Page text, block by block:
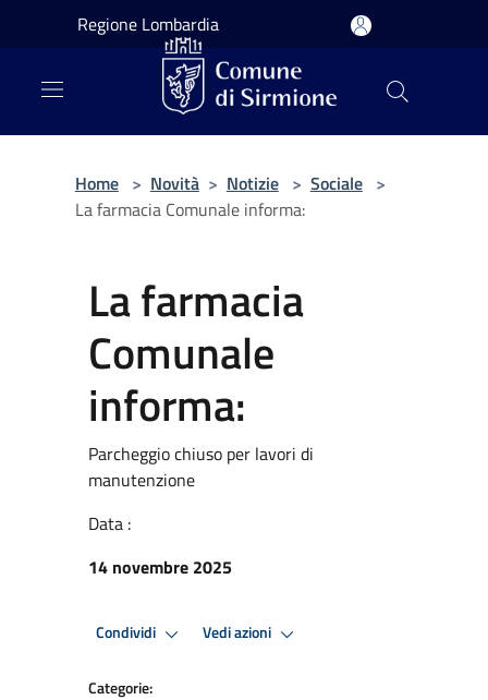
Salta al contenuto principale
Regione Lombardia
Home > Novità > Notizie > Sociale >
La farmacia Comunale informa:
La farmacia
Comunale
informa:
Parcheggio chiuso per lavori di
manutenzione
Data :
14 novembre 2025
Condividi Vedi azioni
Categorie: